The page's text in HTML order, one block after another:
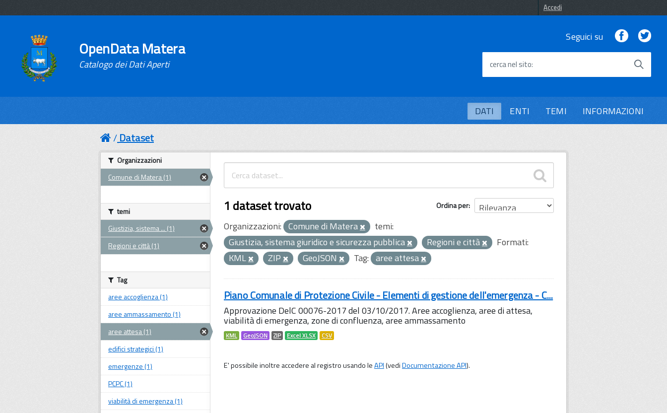
Accedi
OpenData Matera
Catalogo dei Dati Aperti
Seguici su Facebook
cerca nel sito
DATI ENTI TEMI INFORMAZIONI
Dataset
Ordina per
1 dataset trovato
Organizzazioni: Comune di Matera
temi:
Giustizia, sistema giuridico e sicurezza pubblica
Regioni e città
Formati:
KML
ZIP GeoJSON Tag: aree attesa
Piano Comunale di Protezione Civile - Elementi di gestione dell'emergenza - C...
Approvazione DelC 00076-2017 del 03/10/2017. Aree accoglienza, aree di attesa,
viabilità di emergenza, zone di confluenza, aree ammassamento
KML GeoJSON ZIP Excel XLSX CSV
E' possibile inoltre accedere al registro usando leAPI(vediDocumentazione API).
Organizzazioni
Comune di Matera (1)
temi
Giustizia, sistema ... (1)
Regioni e città (1)
Tag
aree accoglienza (1)
aree ammassamento (1)
aree attesa (1)
edifici strategici (1)
emergenze (1)
PCPC (1)
viabilità di emergenza (1)